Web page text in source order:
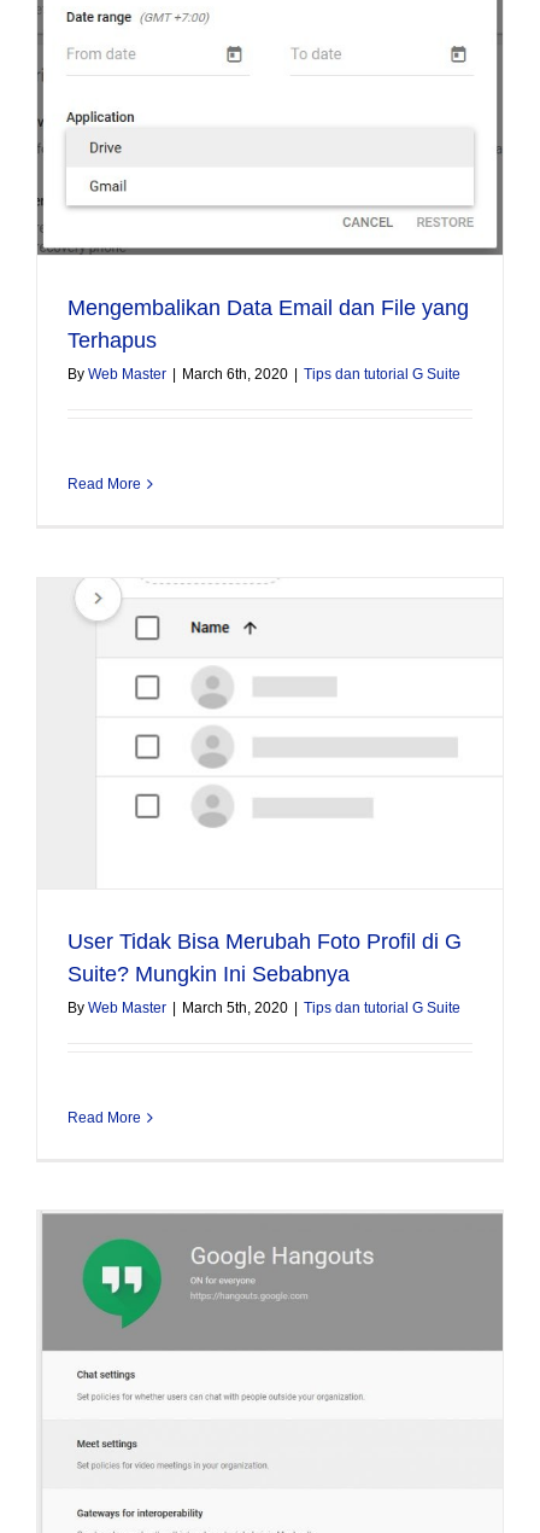
Mengembalikan Data Email dan File yang
Terhapus
By Web Master March 6th, 2020 Tips dan tutorial G Suite
Read More
User Tidak Bisa Merubah Foto Profil di G
Suite? Mungkin Ini Sebabnya
By Web Master | March 5th, 2020 | Tips dan tutorial G Suite
Read More